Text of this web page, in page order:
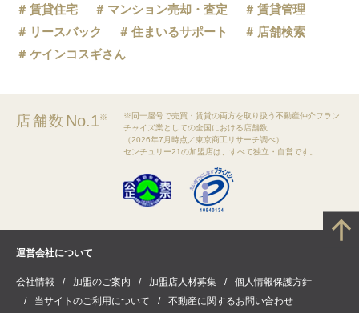
賃貸住宅
マンション売却・査定
賃貸管理
リースバック
住まいるサポート
店舗検索
ケインコスギさん
店舗数 No.1※
※同一屋号で売買・賃貸の両方を取り扱う不動産仲介フラン
チャイズ業としての全国における店舗数
（2026年7月時点／東京商工リサーチ調べ）
センチュリー21の加盟店は、すべて独立・自営です。
運営会社について
会社情報 加盟のご案内 加盟店人材募集
個人情報保護方針
当サイトのご利用について
不動産に関するお問い合わせ